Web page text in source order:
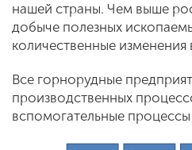
нашей страны. Чем выше
добыче полезных
количественные
Все горнорудные
производственных
вспомогательные процессы